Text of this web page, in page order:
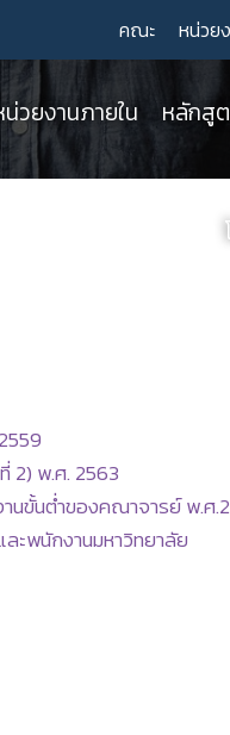
คณะ หน่วย
วยงานภายใน หลักสู
2) พ.ศ. 2563
นขั้นต่ำของคณาจารย์ พ.ศ
ะพนักงานมหาวิทยาลัย